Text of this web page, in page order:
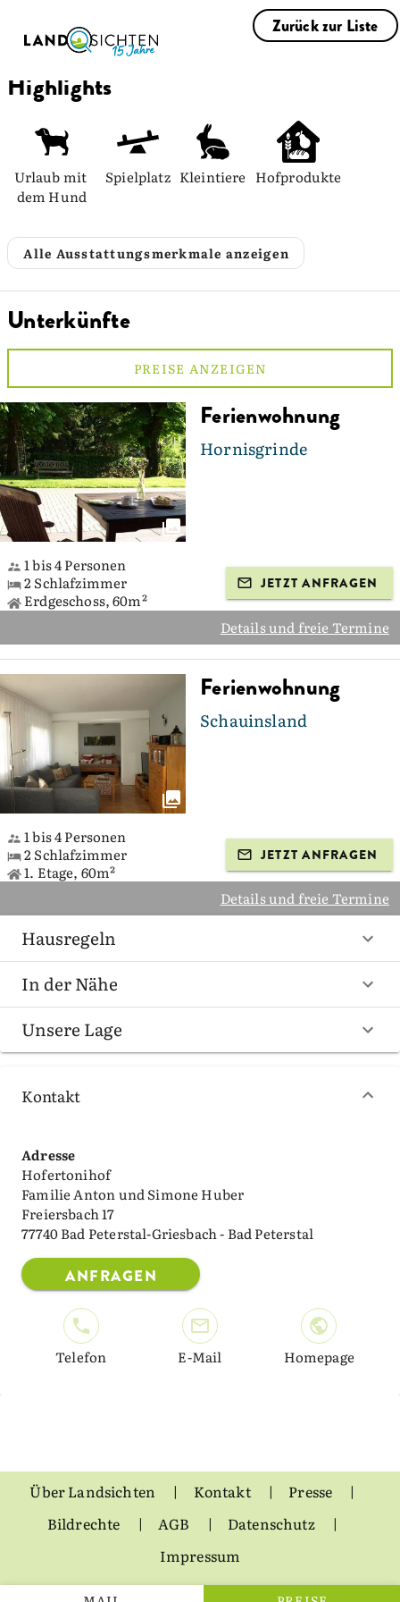
Zurück zur Liste
Highlights
Urlaub mit
dem Hund
Spielplatz Kleintiere Hofprodukte
Alle Ausstattungsmerkmale anzeigen
Unterkünfte
PREISE ANZEIGEN
Ferienwohnung
Hornisgrinde
1 bis 4 Personen
2 Schlafzimmer
Erdgeschoss, 60m²
JETZT ANFRAGEN
Details und freie Termine
Ferienwohnung
Schauinsland
1 bis 4 Personen
2 Schlafzimmer
1. Etage, 60m²
JETZT ANFRAGEN
Details und freie Termine
Hausregeln
In der Nähe
Unsere Lage
Kontakt
Adresse
Hofertonihof
Familie Anton und Simone Huber
Freiersbach 17
77740 Bad Peterstal-Griesbach - Bad Peterstal
ANFRAGEN
Telefon E-Mail Homepage
Über Landsichten Kontakt
Presse
Bildrechte
AGB
Datenschutz
Impressum